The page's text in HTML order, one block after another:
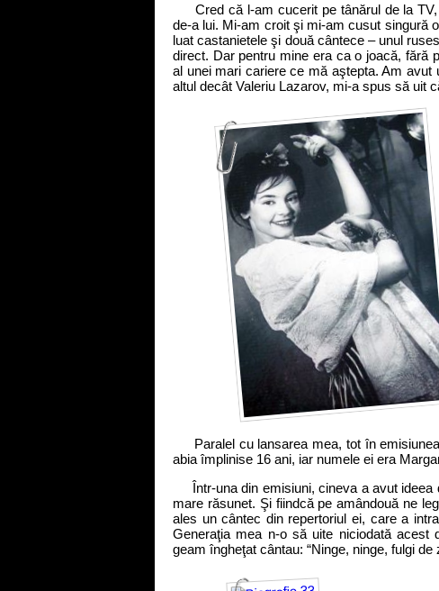
Cred că l-am cucerit pe tânărul de la TV,
de-a lui. Mi-am croit şi mi-am cusut singură
luat castanietele şi două cântece – unul
direct. Dar pentru mine era ca o joacă, fără
al unei mari cariere ce mă aştepta. Am
altul decât Valeriu Lazarov, mi-a spus să uit
Paralel cu lansarea mea, tot în
abia împlinise 16 ani, iar numele ei era
Într-una din emisiuni, cineva a avut ideea
mare răsunet. Şi fiindcă pe amândouă ne
ales un cântec din repertoriul ei, care a
Generaţia mea n-o să uite niciodată
geam îngheţat cântau: “Ninge, ninge, fulgi